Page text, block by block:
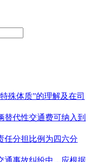
殊体质”的理解及在司
替代性交通费可纳入到
任分担比例为四六分
通事故纠纷中，应根据